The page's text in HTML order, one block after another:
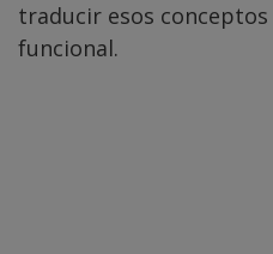
traducir esos
funcional.